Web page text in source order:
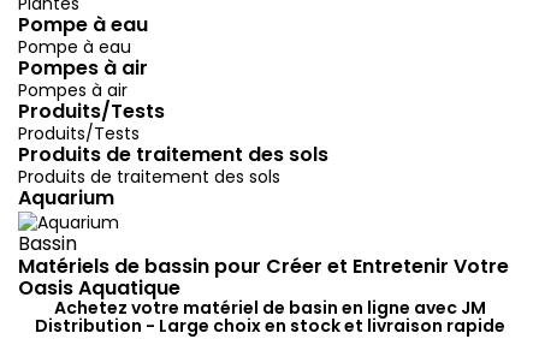
Pompe à eau
Pompe à eau
Pompes à air
Pompes à air
Produits/Tests
Produits/Tests
Produits de traitement des sols
Produits de traitement des sols
Aquarium
Bassin
Matériels de bassin pour Créer et Entretenir Votre
Oasis Aquatique
Achetez votre matériel de basin en ligne avec JM
Distribution - Large choix en stock et livraison rapide